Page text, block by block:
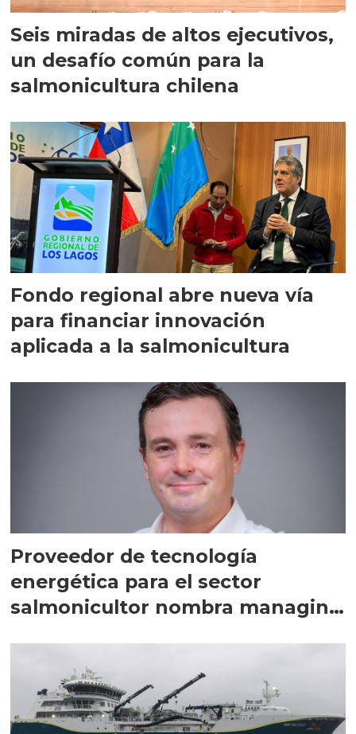
Seis miradas de altos ejecutivos,
un desafío común para la
salmonicultura chilena
Fondo regional abre nueva vía
para financiar innovación
aplicada a la salmonicultura
Proveedor de tecnología
energética para el sector
salmonicultor nombra managing